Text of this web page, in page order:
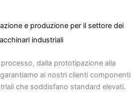
e produzione per il settore dei
industriali
dalla prototipazione alla
ai nostri clienti componenti
che soddisfano standard elevati.